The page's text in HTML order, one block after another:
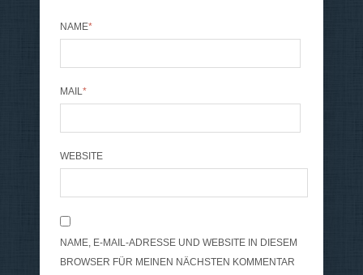
NAME*
MAIL*
WEBSITE
NAME, E-MAIL-ADRESSE UND WEBSITE IN DIESEM
BROWSER FÜR MEINEN NÄCHSTEN KOMMENTAR